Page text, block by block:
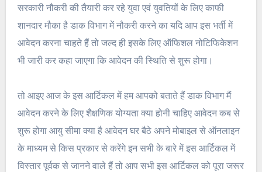
सरकारी नौकरी की तैयारी कर रहे युवा एवं युवतियों के लिए काफी
शानदार मौका है डाक विभाग में नौकरी करने का यदि आप इस भर्ती में
आवेदन करना चाहते हैं तो जल्द ही इसके लिए ऑफिशल नोटिफिकेशन
भी जारी कर कहा जाएगा कि आवेदन की स्थिति से शुरू होगा।
तो आइए आज के इस आर्टिकल में हम आपको बताते हैं डाक विभाग मैं
आवेदन करने के लिए शैक्षणिक योग्यता क्या होनी चाहिए आवेदन कब से
शुरू होगा आयु सीमा क्या है आवेदन घर बैठे अपने मोबाइल से ऑनलाइन
के माध्यम से किस प्रकार से करेंगे इन सभी के बारे में इस आर्टिकल में
विस्तार पूर्वक से जानने वाले हैं तो आप सभी इस आर्टिकल को पूरा जरूर